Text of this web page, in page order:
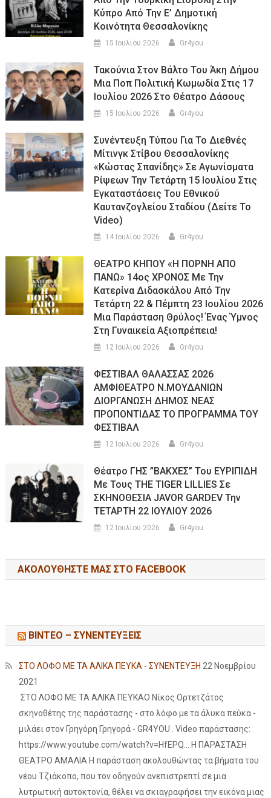
Κύπρο Από Την Ε’ Δημοτική
Κοινότητα Θεσσαλονίκης
15 Ιουλίου 2026 Gr4you
Τακούνια Στον Βάλτο Του Άκη Δήμου
Μια Ποπ Πολιτική Κωμωδία Στις 17
Ιουλίου 2026 Στο Θέατρο Δάσους
15 Ιουλίου 2026 Gr4you
Συνέντευξη Τύπου Για Το Διεθνές
Μίτινγκ Στίβου Θεσσαλονίκης
«Κώστας Σπανίδης» Σε Αγωνίσματα
Ρίψεων Την Τετάρτη 15 Ιουλίου Στις
Εγκαταστάσεις Του Εθνικού
Καυτανζογλείου Σταδίου (Δείτε Το
Video)
14 Ιουλίου 2026 Gr4you
ΘΕΑΤΡΟ ΚΗΠΟΥ «Η ΠΟΡΝΗ ΑΠΟ
ΠΑΝΩ» 14ος ΧΡΟΝΟΣ Με Την
Κατερίνα Διδασκάλου Από Την
Τετάρτη 22 & Πέμπτη 23 Ιουλίου 2026
Μια Παράσταση Θρύλος! Ένας Ύμνος
Στη Γυναικεία Αξιοπρέπεια!
12 Ιουλίου 2026 Gr4you
ΦΕΣΤΙΒΑΛ ΘΑΛΑΣΣΑΣ 2026
ΑΜΦΙΘΕΑΤΡΟ Ν.ΜΟΥΔΑΝΙΩΝ
ΔΙΟΡΓΑΝΩΣΗ ΔΗΜΟΣ ΝΕΑΣ
ΠΡΟΠΟΝΤΙΔΑΣ ΤΟ ΠΡΟΓΡΑΜΜΑ ΤΟΥ
ΦΕΣΤΙΒΑΛ
12 Ιουλίου 2026 Gr4you
Θέατρο ΓΗΣ ”ΒΑΚΧΕΣ” Του ΕΥΡΙΠΙΔΗ
Με Τους THE TIGER LILLIES Σε
ΣΚΗΝΟΘΕΣΙΑ JAVOR GARDEV Την
ΤΕΤΑΡΤΗ 22 ΙΟΥΛΙΟΥ 2026
12 Ιουλίου 2026 Gr4you
ΑΚΟΛΟΥΘΉΣΤΕ ΜΑΣ ΣΤΟ FACEBOOK
ΒΙΝΤΕΟ – ΣΥΝΕΝΤΕΥΞΕΙΣ
ΣΤΟ ΛΟΦΟ ΜΕ ΤΑ ΑΛΙΚΑ ΠΕΥΚΑ - ΣΥΝΕΝΤΕΥΞΗ 22 Νοεμβρίου
2021
ΣΤΟ ΛΟΦΟ ΜΕ ΤΑ ΑΛΙΚΑ ΠΕΥΚΑΟ Νίκος Ορτετζάτος
σκηνοθέτης της παράστασης - στο λόφο με τα άλυκα πεύκα -
μιλάει στον Γρηγόρη Γρηγορά - GR4YOU . Video παράστασης:
https://www.youtube.com/watch?v=HfEPQ... Η ΠΑΡΑΣΤΑΣΗ
ΘΕΑΤΡΟ ΑΜΑΛΙΑ Η παράσταση ακολουθώντας τα βήματα του
νέου Τζιάκοπο, που τον οδηγούν ανεπιστρεπτί σε μια
λυτρωτική αυτοκτονία, θέλει να σκιαγραφήσει την εικόνα μιας